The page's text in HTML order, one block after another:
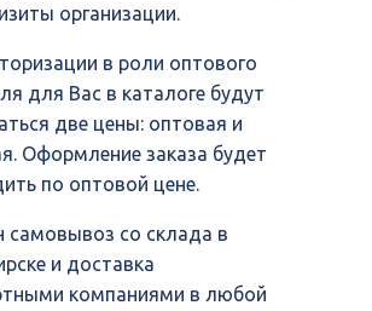
организации.
в роли оптового
для Вас в каталоге будут
две цены: оптовая и
Оформление заказа будет
по оптовой цене.
самовывоз со склада в
и доставка
компаниями в любой